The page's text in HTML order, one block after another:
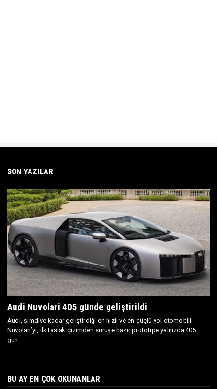
SON YAZILAR
Audi Nuvolari 405 günde geliştirildi
Audi, şimdiye kadar geliştirdiği en hızlı ve en güçlü yol otomobili
Nuvolari’yi, ilk taslak çizimden sürüşe hazır prototipe yalnızca 405
gün...
BU AY EN ÇOK OKUNANLAR